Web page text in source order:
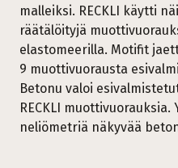
malleiksi. RECKLI käytti
räätälöityjä
elastomeerilla. Motifit
9 muottivuorausta
Betonu valoi
RECKLI
neliömetriä näkyvää